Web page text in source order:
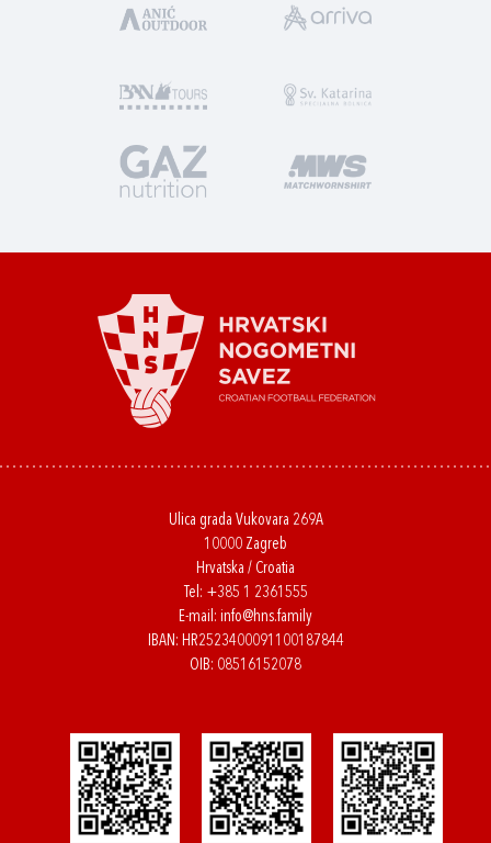
Ulica grada Vukovara 269A
10000 Zagreb
Hrvatska / Croatia
Tel: +385 1 2361555
E-mail: info@hns.family
IBAN: HR2523400091100187844
OIB: 08516152078